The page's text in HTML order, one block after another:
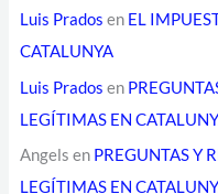
Luis Prados en EL
CATALUNYA
Luis Prados en
LEGÍTIMAS EN
Angels en PREGUNTAS Y
LEGÍTIMAS EN